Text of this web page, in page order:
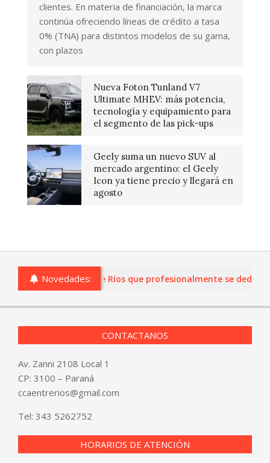
clientes. En materia de financiación, la marca
continúa ofreciendo líneas de crédito a tasa
0% (TNA) para distintos modelos de su gama,
con plazos
Nueva Foton Tunland V7
Ultimate MHEV: más potencia,
tecnología y equipamiento para
el segmento de las pick-ups
Geely suma un nuevo SUV al
mercado argentino: el Geely
Icon ya tiene precio y llegará en
agosto
Novedades:
o comercios de Entre Ríos que profesionalmente se
CONTACTANOS
Av. Zanni 2108 Local 1
CP: 3100 – Paraná
ccaentrerios@gmail.com
Tel: 343 5262752
HORARIOS DE ATENCIÓN